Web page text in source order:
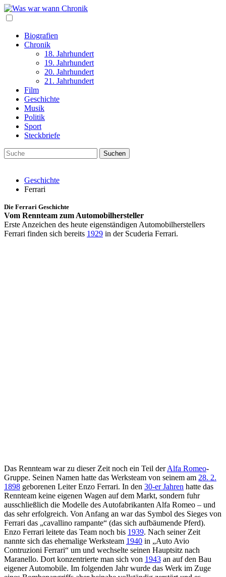
Biografien
Chronik
18. Jahrhundert
19. Jahrhundert
20. Jahrhundert
21. Jahrhundert
Film
Geschichte
Musik
Politik
Sport
Steckbriefe
Geschichte
Ferrari
Die Ferrari Geschichte
Vom Rennteam zum Automobilhersteller
Erste Anzeichen des heute eigenständigen Automobilherstellers
Ferrari finden sich bereits 1929 in der Scuderia Ferrari.
Das Rennteam war zu dieser Zeit noch ein Teil derAlfa Romeo-
Gruppe. Seinen Namen hatte das Werksteam von seinem am 28. 2.
1898 geborenen Leiter Enzo Ferrari. In den 30-er Jahren hatte das
Rennteam keine eigenen Wagen auf dem Markt, sondern fuhr
ausschließlich die Modelle des Autofabrikanten Alfa Romeo – und
das sehr erfolgreich. Von Anfang an war das Symbol des Sieges von
Ferrari das „cavallino rampante“ (das sich aufbäumende Pferd).
Enzo Ferrari leitete das Team noch bis 1939. Nach seiner Zeit
nannte sich das ehemalige Werksteam 1940 in „Auto Avio
Contruzioni Ferrari“ um und wechselte seinen Hauptsitz nach
Maranello. Dort konzentrierte man sich von 1943 an auf den Bau
eigener Automobile. Im folgenden Jahr wurde das Werk im Zuge